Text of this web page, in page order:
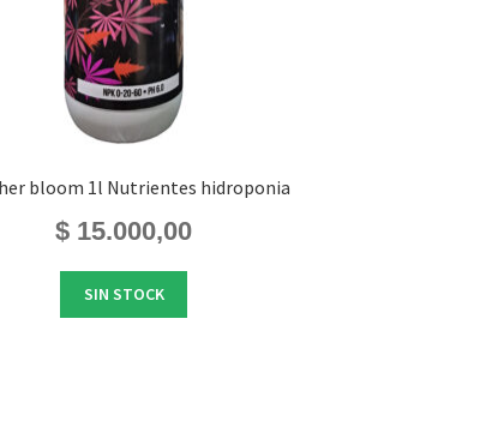
bloom 1l Nutrientes hidroponia
$ 15.000,00
SIN STOCK